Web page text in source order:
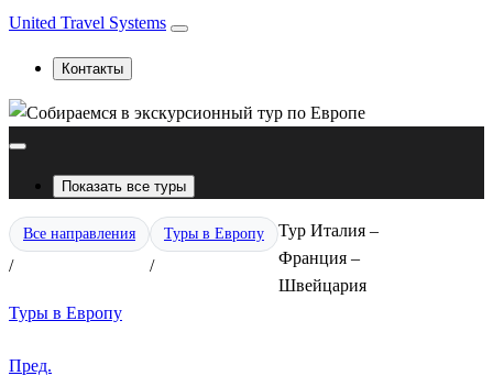
United Travel Systems
Контакты
Показать все туры
Все направления
/
Туры в Европу
/
Тур Италия –
Франция –
Швейцария
Туры в Европу
Пред.